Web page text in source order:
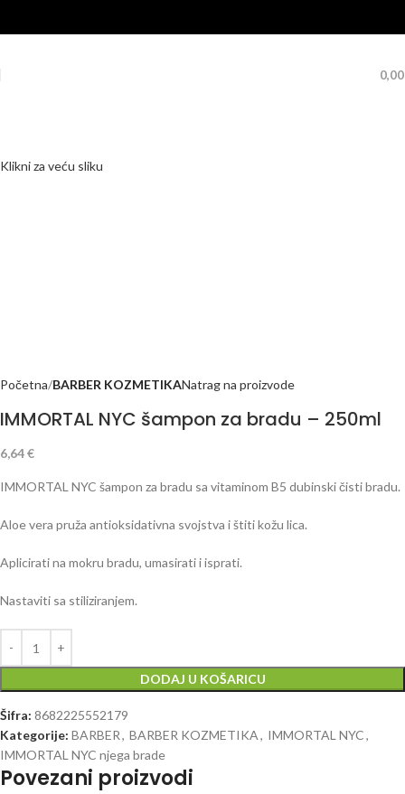
Klikni za veću sliku
Početna BARBER KOZMETIKANatrag na proizvode
IMMORTAL NYC šampon za bradu – 250ml
6,64€
IMMORTAL NYC šampon za bradu sa vitaminom B5 dubinski čisti bradu.
Aloe vera pruža antioksidativna svojstva i štiti kožu lica.
Aplicirati na mokru bradu, umasirati i isprati.
Nastaviti sa stiliziranjem.
DODAJ U KOŠARICU
Šifra: 8682225552179
Kategorije: BARBER, BARBER KOZMETIKA, IMMORTAL NYC,
IMMORTAL NYC njega brade
Povezani proizvodi